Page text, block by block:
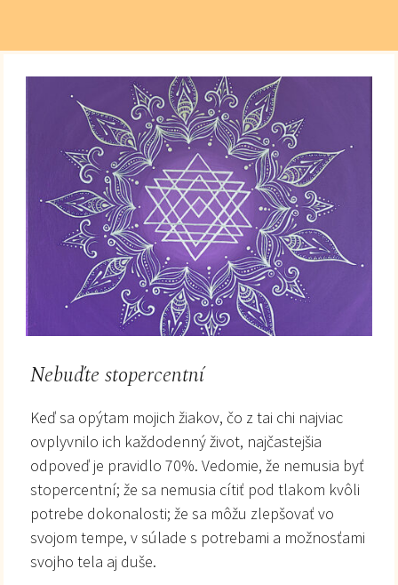
Nebuďte stopercentní
Keď sa opýtam mojich žiakov, čo z tai chi najviac
ovplyvnilo ich každodenný život, najčastejšia
odpoveď je pravidlo 70%. Vedomie, že nemusia byť
stopercentní; že sa nemusia cítiť pod tlakom kvôli
potrebe dokonalosti; že sa môžu zlepšovať vo
svojom tempe, v súlade s potrebami a možnosťami
svojho tela aj duše.